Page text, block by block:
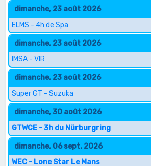
dimanche, 23 août 2026
ELMS - 4h de Spa
dimanche, 23 août 2026
IMSA - VIR
dimanche, 23 août 2026
Super GT - Suzuka
dimanche, 30 août 2026
GTWCE - 3h du Nürburgring
dimanche, 06 sept. 2026
WEC - Lone Star Le Mans